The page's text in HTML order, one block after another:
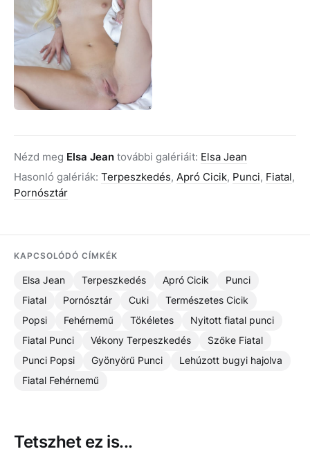
Nézd meg Elsa Jean további galériáit: Elsa Jean
Hasonló galériák: Terpeszkedés, Apró Cicik, Punci, Fiatal,
Pornósztár
KAPCSOLÓDÓ CÍMKÉK
Elsa Jean Terpeszkedés Apró Cicik
Punci
Fiatal
Pornósztár Cuki
Természetes Cicik
Popsi
Fehérnemű Tökéletes
Nyitott fiatal punci
Fiatal Punci
Vékony Terpeszkedés
Szőke Fiatal
Punci Popsi
Gyönyörű Punci
Lehúzott bugyi hajolva
Fiatal Fehérnemű
Tetszhet ez is...